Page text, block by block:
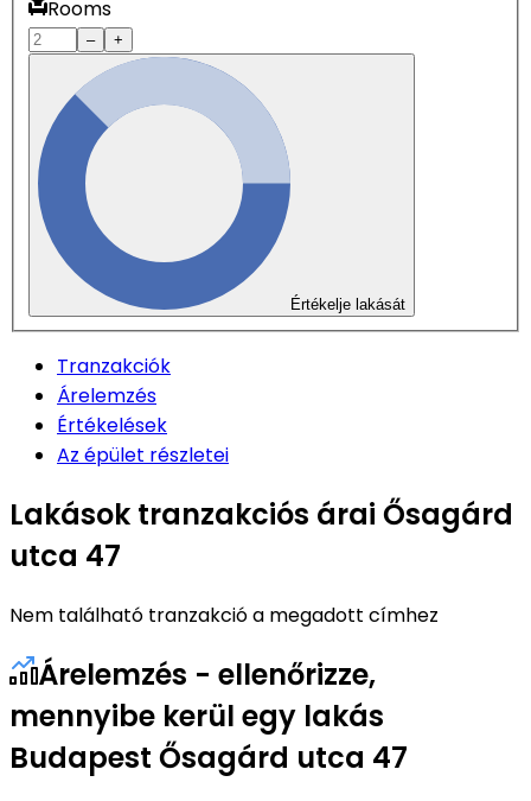
Rooms
– +
Értékelje lakását
Tranzakciók
Árelemzés
Értékelések
Az épület részletei
Lakások tranzakciós árai Ősagárd
utca 47
Nem található tranzakció a megadott címhez
Árelemzés - ellenőrizze,
mennyibe kerül egy lakás
Budapest Ősagárd utca 47